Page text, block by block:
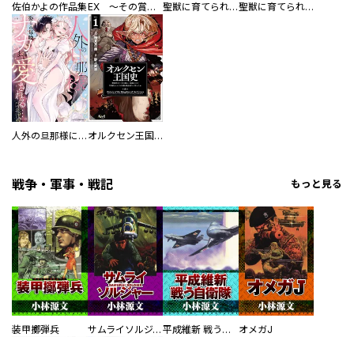
佐伯かよの作品集 EX ～その賞金稼ぎは、世界の出口を探す～【単行本版】 聖獣に育てられた少年の異世界ゆるり放浪記～神様からもらったチート魔法で、仲間たちとスローライフを満喫中～ 聖獣に育てられた少年の異世界ゆるり放浪記～神様からもらったチート魔法で、仲間たちとスローライフを満喫中～【分冊版】
人外の旦那様に娶られ毎晩ナカまで愛される…。アンソロジー オルクセン王国史
戦争・軍事・戦記 もっと見る
装甲擲弾兵 サムライソルジャー SAMURAI SOLDIER 平成維新 戦う自衛隊 オメガJ